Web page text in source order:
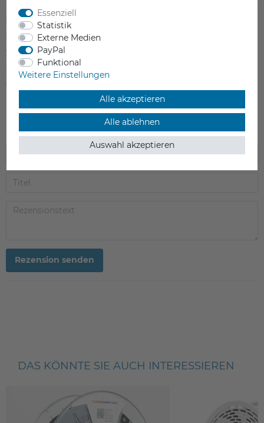
5
4
3
2
1
Rezension senden
DAS KÖNNTE SIE AUCH INTERESSIEREN
Essenziell
Statistik
Externe Medien
PayPal
Funktional
Weitere Einstellungen
Alle akzeptieren
Alle ablehnen
Auswahl akzeptieren